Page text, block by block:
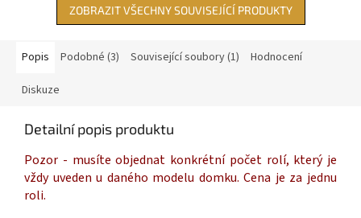
ZOBRAZIT VŠECHNY SOUVISEJÍCÍ PRODUKTY
Popis Podobné (3) Související soubory (1) Hodnocení
Diskuze
Detailní popis produktu
Pozor - musíte objednat konkrétní počet rolí, který je
vždy uveden u daného modelu domku. Cena je za jednu
roli.